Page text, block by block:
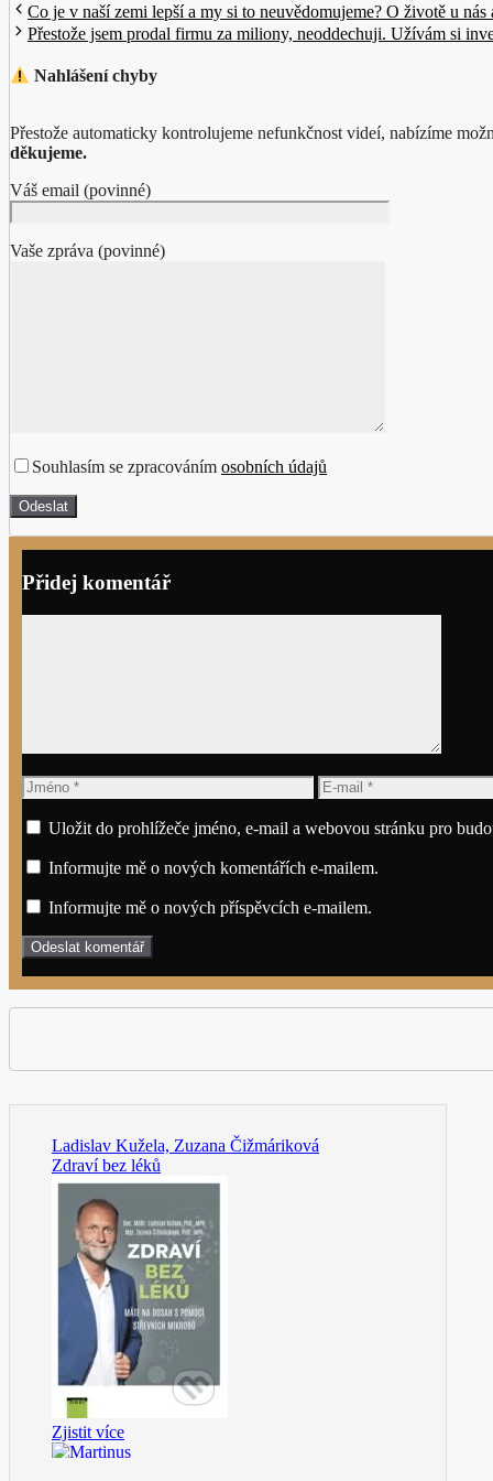
Co je v naší zemi lepší a my si to neuvědomujeme? O životě u nás
Přestože jsem prodal firmu za miliony, neoddechuji. Užívám si
Nahlášení chyby
Přestože automaticky kontrolujeme nefunkčnost videí, nabízíme
děkujeme.
Váš email (povinné)
Vaše zpráva (povinné)
Souhlasím se zpracováním osobních údajů
Přidej komentář
Jméno
E-
mail
Uložit do prohlížeče jméno, e-mail a webovou stránku pro
Informujte mě o nových komentářích e-mailem.
Informujte mě o nových příspěvcích e-mailem.